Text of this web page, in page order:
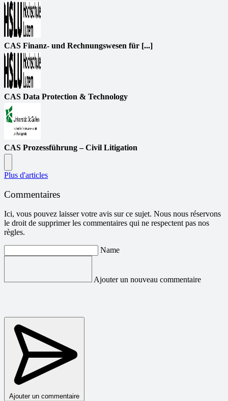
CAS Finanz- und Rechnungswesen für [...]
CAS Data Protection & Technology
CAS Prozessführung – Civil Litigation
Plus d'articles
Commentaires
Ici, vous pouvez laisser votre avis sur ce sujet. Nous nous réservons
le droit de supprimer les commentaires qui ne respectent pas nos
règles.
Name
Ajouter un nouveau commentaire
Ajouter un commentaire